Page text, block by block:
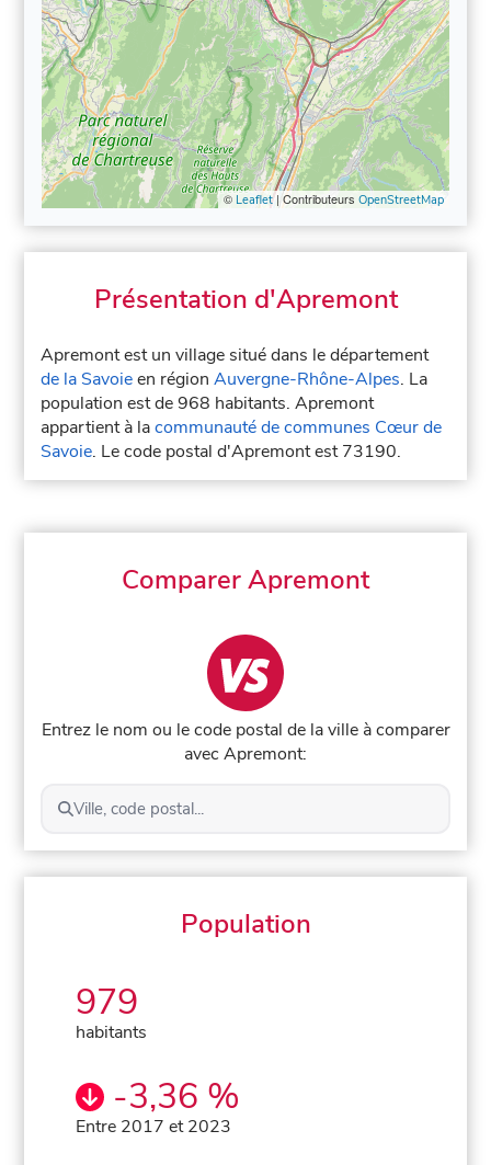
©Leaflet| Contributeurs OpenStreetMap
Présentation d'Apremont
Apremont est un village situé dans le département
de la Savoieen régionAuvergne-Rhône-Alpes. La
population est de 968 habitants. Apremont
appartient à lacommunauté de communes Cœur de
Savoie. Le code postal d'Apremont est 73190.
Comparer Apremont
Entrez le nom ou le code postal de la ville à comparer
avec Apremont:
Ville, code postal...
Population
979
habitants
-3,36 %
Entre 2017 et 2023